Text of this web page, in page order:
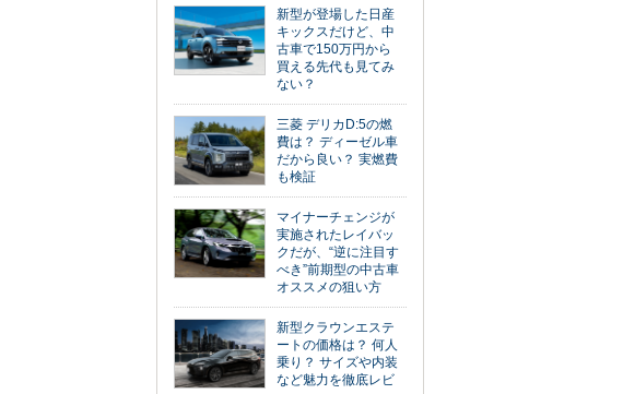
新型が登場した日産
キックスだけど、中
古車で150万円から
買える先代も見てみ
ない？
三菱 デリカD:5の燃
費は？ ディーゼル車
だから良い？ 実燃費
も検証
マイナーチェンジが
実施されたレイバッ
クだが、“逆に注目す
べき”前期型の中古車
オススメの狙い方
新型クラウンエステ
ートの価格は？ 何人
乗り？ サイズや内装
など魅力を徹底レビ